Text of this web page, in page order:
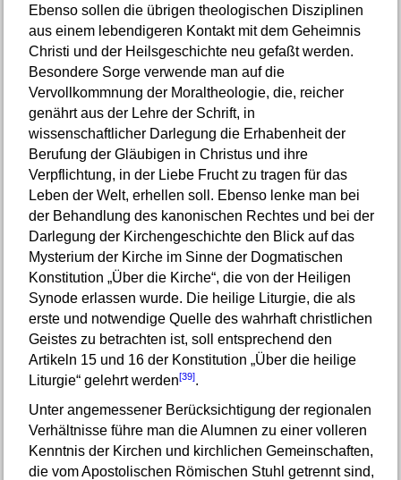
Ebenso sollen die übrigen theologischen Disziplinen
aus einem lebendigeren Kontakt mit dem Geheimnis
Christi und der Heilsgeschichte neu gefaßt werden.
Besondere Sorge verwende man auf die
Vervollkommnung der Moraltheologie, die, reicher
genährt aus der Lehre der Schrift, in
wissenschaftlicher Darlegung die Erhabenheit der
Berufung der Gläubigen in Christus und ihre
Verpflichtung, in der Liebe Frucht zu tragen für das
Leben der Welt, erhellen soll. Ebenso lenke man bei
der Behandlung des kanonischen Rechtes und bei der
Darlegung der Kirchengeschichte den Blick auf das
Mysterium der Kirche im Sinne der Dogmatischen
Konstitution „Über die Kirche“, die von der Heiligen
Synode erlassen wurde. Die heilige Liturgie, die als
erste und notwendige Quelle des wahrhaft christlichen
Geistes zu betrachten ist, soll entsprechend den
Artikeln 15 und 16 der Konstitution „Über die heilige
Liturgie“ gelehrt werden[39].
Unter angemessener Berücksichtigung der regionalen
Verhältnisse führe man die Alumnen zu einer volleren
Kenntnis der Kirchen und kirchlichen Gemeinschaften,
die vom Apostolischen Römischen Stuhl getrennt sind,